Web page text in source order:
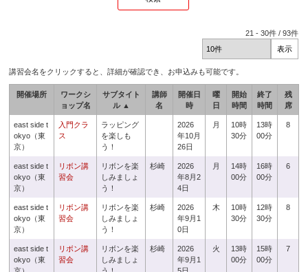
21 -30件 /93件
講習会名をクリックすると、詳細が確認でき、お申込みも可能です。
開催場所
ワークシ
ョップ名
サブタイト
ル ▲
講師
名
開催日
時
曜
日
開始
時間
終了
時間
残
席
east side t
okyo（東
京）
入門クラ
ス
ラッピング
を楽しも
う！
2026
年10月
26日
月
10時
30分
13時
00分
8
east side t
okyo（東
京）
リボン講
習会
リボンを楽
しみましょ
う！
杉崎
2026
年8月2
4日
月
14時
00分
16時
00分
6
east side t
okyo（東
京）
リボン講
習会
リボンを楽
しみましょ
う！
杉崎
2026
年9月1
0日
木
10時
30分
12時
30分
8
east side t
okyo（東
リボン講
習会
リボンを楽
しみましょ
杉崎
2026
年9月1
火
13時
00分
15時
00分
7